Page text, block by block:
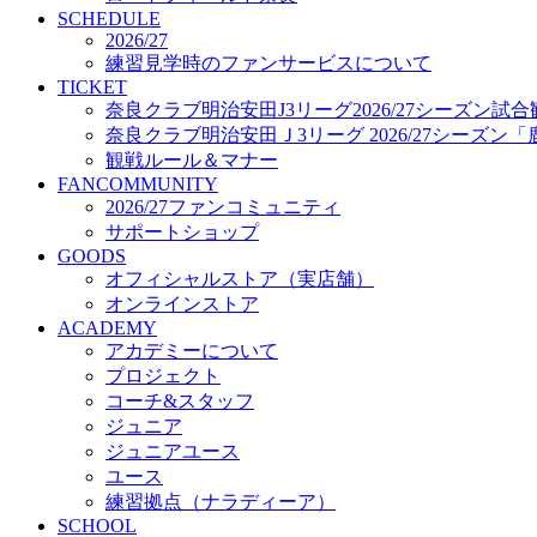
プロジェクト
コーチ&スタッフ
ジュニア
ジュニアユース
ユース
練習拠点（ナラディーア）
SCHOOL
CLUB
2026/27 パートナー企業
パートナー募集
クラブ理念
クラブ情報
サステナビリティ
Web制作支援
応援プロジェクト
SCHEDULE
2026/27
練習見学時のファンサービスについて
TICKET
奈良クラブ明治安田J3リーグ2026/27シーズン試合
奈良クラブ明治安田Ｊ3リーグ 2026/27シーズン「
観戦ルール＆マナー
FANCOMMUNITY
2026/27ファンコミュニティ
サポートショップ
GOODS
オフィシャルストア（実店舗）
オンラインストア
ACADEMY
アカデミーについて
プロジェクト
コーチ&スタッフ
ジュニア
ジュニアユース
ユース
練習拠点（ナラディーア）
SCHOOL